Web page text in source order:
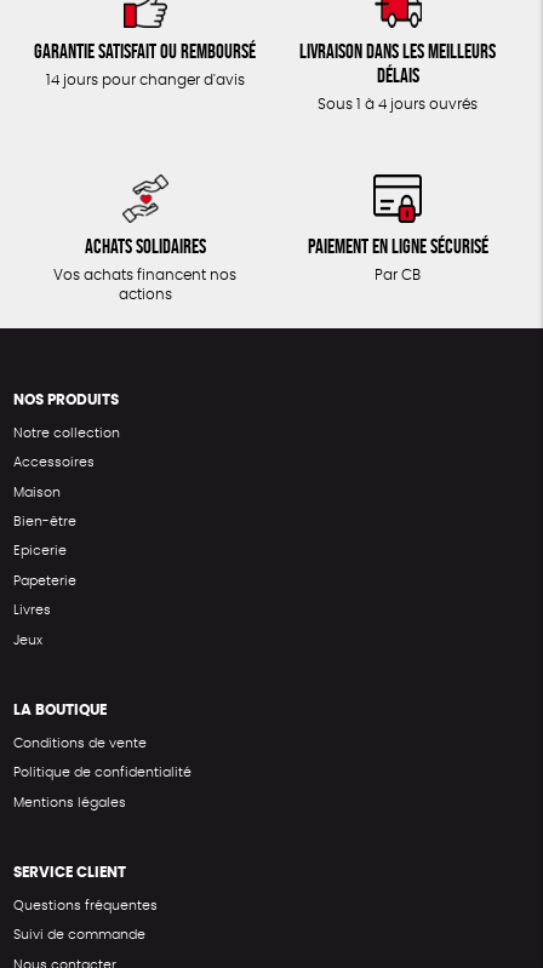
Garantie satisfait ou remboursé
14 jours pour changer d'avis
Livraison dans les meilleurs
délais
Sous 1 à 4 jours ouvrés
Achats solidaires
Vos achats financent nos
actions
Paiement en ligne sécurisé
Par CB
NOS PRODUITS
Notre collection
Accessoires
Maison
Bien-être
Epicerie
Papeterie
Livres
Jeux
LA BOUTIQUE
Conditions de vente
Politique de confidentialité
Mentions légales
SERVICE CLIENT
Questions fréquentes
Suivi de commande
Nous contacter